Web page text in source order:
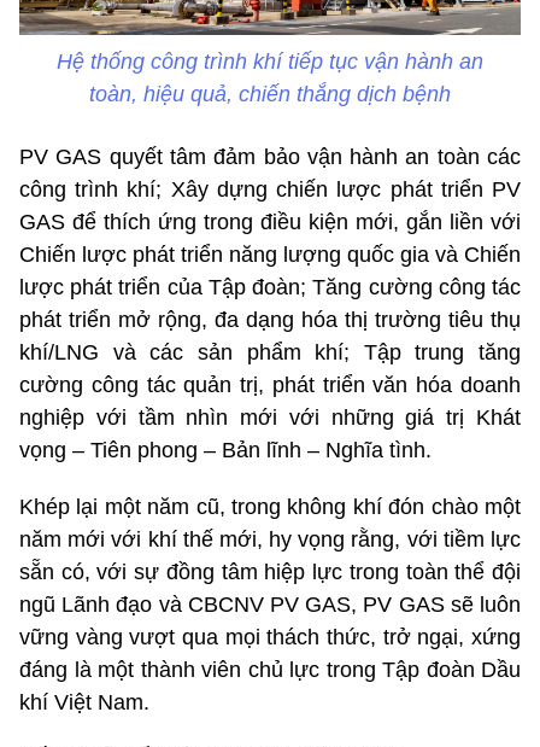
Hệ thống công trình khí tiếp tục vận hành an
toàn, hiệu quả, chiến thắng dịch bệnh
PV GAS quyết tâm đảm bảo vận hành an toàn các
công trình khí; Xây dựng chiến lược phát triển PV
GAS để thích ứng trong điều kiện mới, gắn liền với
Chiến lược phát triển năng lượng quốc gia và Chiến
lược phát triển của Tập đoàn; Tăng cường công tác
phát triển mở rộng, đa dạng hóa thị trường tiêu thụ
khí/LNG và các sản phẩm khí; Tập trung tăng
cường công tác quản trị, phát triển văn hóa doanh
nghiệp với tầm nhìn mới với những giá trị Khát
vọng – Tiên phong – Bản lĩnh – Nghĩa tình.
Khép lại một năm cũ, trong không khí đón chào một
năm mới với khí thế mới, hy vọng rằng, với tiềm lực
sẵn có, với sự đồng tâm hiệp lực trong toàn thể đội
ngũ Lãnh đạo và CBCNV PV GAS, PV GAS sẽ luôn
vững vàng vượt qua mọi thách thức, trở ngại, xứng
đáng là một thành viên chủ lực trong Tập đoàn Dầu
khí Việt Nam.